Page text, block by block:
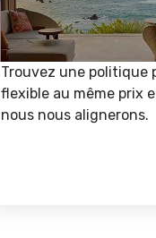
Trouvez une politique
flexible au même prix
nous nous alignerons.